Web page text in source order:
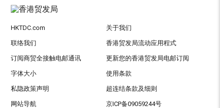
HKTDC.com 关于我们
联络我们 香港贸发局流动应用程式
订阅商贸全接触电邮通讯 更新您的香港贸发局电邮订阅
字体大小 使用条款
私隐政策声明 超连结条款及细则
网站导航 京ICP备09059244号